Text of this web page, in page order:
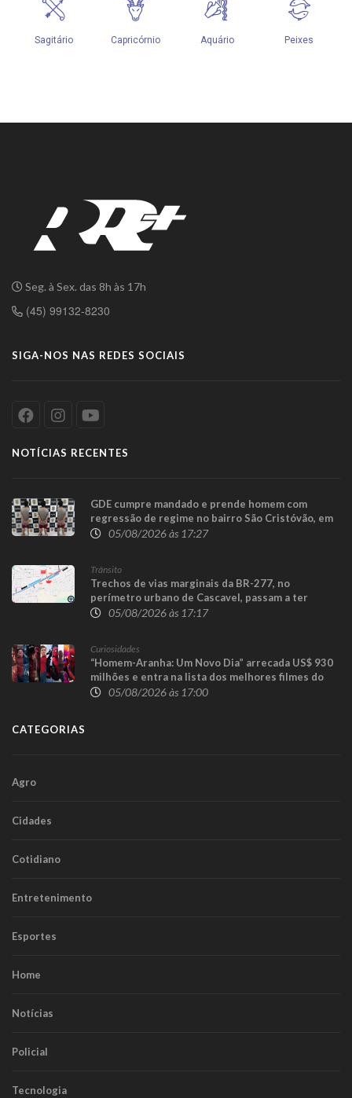
Seg. à Sex. das 8h às 17h
(45) 99132-8230
SIGA-NOS NAS REDES SOCIAIS
NOTÍCIAS RECENTES
GDE cumpre mandado e prende homem com
regressão de regime no bairro São Cristóvão, em
Cascavel
05/08/2026 às 17:27
Trânsito
Trechos de vias marginais da BR-277, no
perímetro urbano de Cascavel, passam a ter
sentido único para execução das obras da
05/08/2026 às 17:17
Curiosidades
“Homem-Aranha: Um Novo Dia” arrecada US$ 930
milhões e entra na lista dos melhores filmes do
herói05/08/2026 às 17:00
CATEGORIAS
Agro
Cidades
Cotidiano
Entretenimento
Esportes
Home
Notícias
Policial
Tecnologia